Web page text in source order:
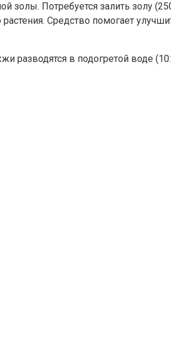
Потребуется залить золу
Средство помогает
в подогретой воде